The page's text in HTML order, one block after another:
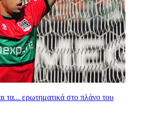
τα... ερωτηματικά στο πλάνο του